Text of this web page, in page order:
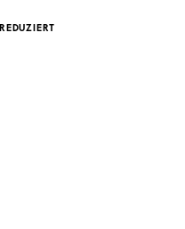
REDUZIERT